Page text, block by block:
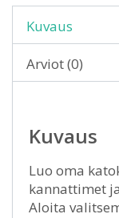
Kuvaus
Arviot (0)
Kuvaus
Luo oma
kannattimet
Aloita